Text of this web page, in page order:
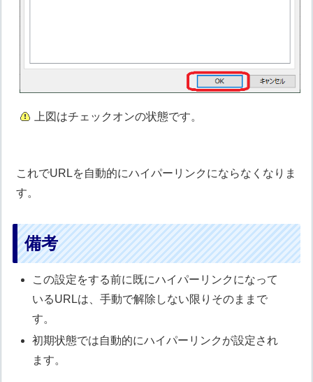
上図はチェックオンの状態です。
これでURLを自動的にハイパーリンクにならなくなりま
す。
備考
この設定をする前に既にハイパーリンクになって
いるURLは、手動で解除しない限りそのままで
す。
初期状態では自動的にハイパーリンクが設定され
ます。